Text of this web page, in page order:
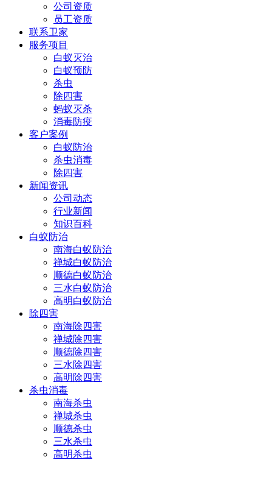
公司资质
员工资质
联系卫家
服务项目
白蚁灭治
白蚁预防
杀虫
除四害
蚂蚁灭杀
消毒防疫
客户案例
白蚁防治
杀虫消毒
除四害
新闻资讯
公司动态
行业新闻
知识百科
白蚁防治
南海白蚁防治
禅城白蚁防治
顺德白蚁防治
三水白蚁防治
高明白蚁防治
除四害
南海除四害
禅城除四害
顺德除四害
三水除四害
高明除四害
杀虫消毒
南海杀虫
禅城杀虫
顺德杀虫
三水杀虫
高明杀虫